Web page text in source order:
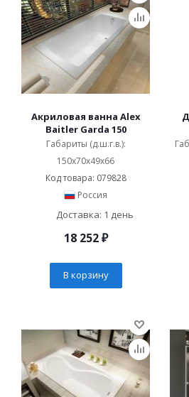
Акриловая ванна Alex
Baitler Garda 150
Габариты (д.ш.г.в.):
150x70x49x66
Код товара: 079828
Россия
Доставка: 1 день
18 252₽
В корзину